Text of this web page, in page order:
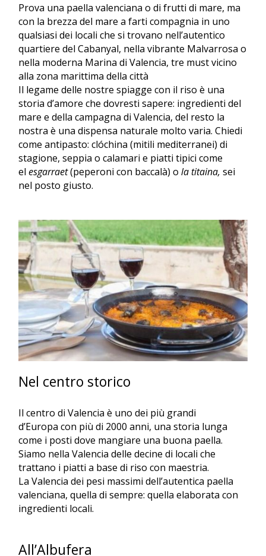
Prova una paella valenciana o di frutti di mare, ma
con la brezza del mare a farti compagnia in uno
qualsiasi dei locali che si trovano nell’autentico
quartiere del Cabanyal, nella vibrante Malvarrosa o
nella moderna Marina di Valencia, tre must vicino
alla zona marittima della città
Il legame delle nostre spiagge con il riso è una
storia d’amore che dovresti sapere: ingredienti del
mare e della campagna di Valencia, del resto la
nostra è una dispensa naturale molto varia. Chiedi
come antipasto: clóchina (mitili mediterranei) di
stagione, seppia o calamari e piatti tipici come
elesgarraet(peperoni con baccalà) ola titaina, sei
nel posto giusto.
Nel centro storico
Il centro di Valencia è uno dei più grandi
d’Europa con più di 2000 anni, una storia lunga
come i posti dove mangiare una buona paella.
Siamo nella Valencia delle decine di locali che
trattano i piatti a base di riso con maestria.
La Valencia dei pesi massimi dell’autentica paella
valenciana, quella di sempre: quella elaborata con
ingredienti locali.
All’Albufera